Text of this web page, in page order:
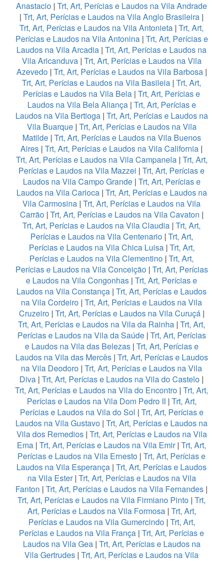
Anastacio | Trt, Art, Perícias e Laudos na Vila Andrade
| Trt, Art, Perícias e Laudos na Vila Anglo Brasileira |
Trt, Art, Perícias e Laudos na Vila Antonieta | Trt, Art,
Perícias e Laudos na Vila Antonina| Trt, Art, Perícias e
Laudos na Vila Arcadia | Trt, Art, Perícias e Laudos na
Vila Aricanduva| Trt, Art, Perícias e Laudos na Vila
Azevedo| Trt, Art, Perícias e Laudos na Vila Barbosa|
Trt, Art, Perícias e Laudos na Vila Basileia | Trt, Art,
Perícias e Laudos na Vila Bela | Trt, Art, Perícias e
Laudos na Vila Bela Aliança| Trt, Art, Perícias e
Laudos na Vila Bertioga| Trt, Art, Perícias e Laudos na
Vila Buarque| Trt, Art, Perícias e Laudos na Vila
Matilde| Trt, Art, Perícias e Laudos na Vila Buenos
Aires | Trt, Art, Perícias e Laudos na Vila California |
Trt, Art, Perícias e Laudos na Vila Campanela| Trt, Art,
Perícias e Laudos na Vila Mazzei | Trt, Art, Perícias e
Laudos na Vila Campo Grande| Trt, Art, Perícias e
Laudos na Vila Carioca| Trt, Art, Perícias e Laudos na
Vila Carmosina | Trt, Art, Perícias e Laudos na Vila
Carrão| Trt, Art, Perícias e Laudos na Vila Cavaton |
Trt, Art, Perícias e Laudos na Vila Claudia | Trt, Art,
Perícias e Laudos na Vila Centenario| Trt, Art,
Perícias e Laudos na Vila Chica Luisa | Trt, Art,
Perícias e Laudos na Vila Clementino | Trt, Art,
Perícias e Laudos na Vila Conceição| Trt, Art, Perícias
e Laudos na Vila Congonhas | Trt, Art, Perícias e
Laudos na Vila Constança | Trt, Art, Perícias e Laudos
na Vila Cordeiro | Trt, Art, Perícias e Laudos na Vila
Cruzeiro | Trt, Art, Perícias e Laudos na Vila Curuçá |
Trt, Art, Perícias e Laudos na Vila da Rainha | Trt, Art,
Perícias e Laudos na Vila da Saúde| Trt, Art, Perícias
e Laudos na Vila das Belezas| Trt, Art, Perícias e
Laudos na Vila das Mercês| Trt, Art, Perícias e Laudos
na Vila Deodoro | Trt, Art, Perícias e Laudos na Vila
Diva | Trt, Art, Perícias e Laudos na Vila do Castelo |
Trt, Art, Perícias e Laudos na Vila do Encontro | Trt, Art,
Perícias e Laudos na Vila Dom Pedro II | Trt, Art,
Perícias e Laudos na Vila do Sol | Trt, Art, Perícias e
Laudos na Vila Gustavo | Trt, Art, Perícias e Laudos na
Vila dos Remedios| Trt, Art, Perícias e Laudos na Vila
Ema | Trt, Art, Perícias e Laudos na Vila Emir| Trt, Art,
Perícias e Laudos na Vila Ernesto | Trt, Art, Perícias e
Laudos na Vila Esperança | Trt, Art, Perícias e Laudos
na Vila Ester| Trt, Art, Perícias e Laudos na Vila
Fanton | Trt, Art, Perícias e Laudos na Vila Fernandes |
Trt, Art, Perícias e Laudos na Vila Firmiano Pinto | Trt,
Art, Perícias e Laudos na Vila Formosa| Trt, Art,
Perícias e Laudos na Vila Gumercindo| Trt, Art,
Perícias e Laudos na Vila França | Trt, Art, Perícias e
Laudos na Vila Gea| Trt, Art, Perícias e Laudos na
Vila Gertrudes | Trt, Art, Perícias e Laudos na Vila